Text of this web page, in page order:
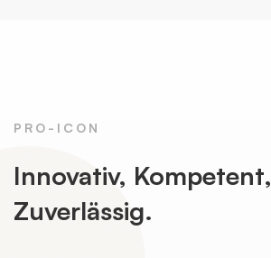
PRO-ICON
Innovativ, Kompetent,
Zuverlässig.